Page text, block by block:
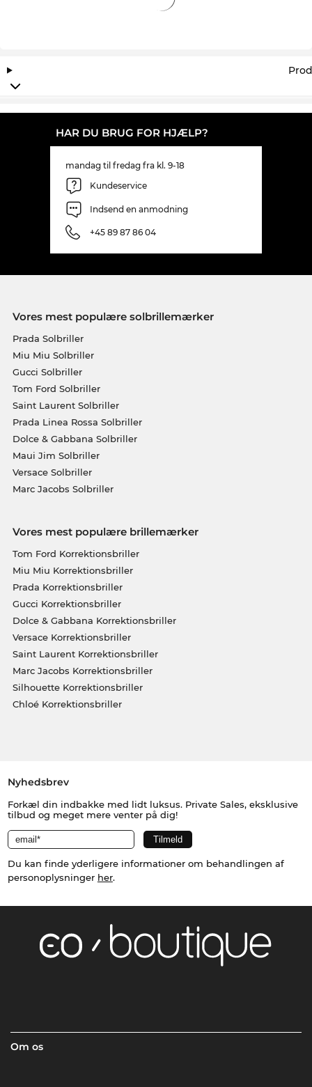
HAR DU BRUG FOR HJÆLP?
mandag til fredag fra kl. 9-18
Kundeservice
Indsend en anmodning
+45 89 87 86 04
Vores mest populære solbrillemærker
Prada Solbriller
Miu Miu Solbriller
Gucci Solbriller
Tom Ford Solbriller
Saint Laurent Solbriller
Prada Linea Rossa Solbriller
Dolce & Gabbana Solbriller
Maui Jim Solbriller
Versace Solbriller
Marc Jacobs Solbriller
Vores mest populære brillemærker
Tom Ford Korrektionsbriller
Miu Miu Korrektionsbriller
Prada Korrektionsbriller
Gucci Korrektionsbriller
Dolce & Gabbana Korrektionsbriller
Versace Korrektionsbriller
Saint Laurent Korrektionsbriller
Marc Jacobs Korrektionsbriller
Silhouette Korrektionsbriller
Chloé Korrektionsbriller
Nyhedsbrev
Forkæl din indbakke med lidt luksus. Private Sales, eksklusive
tilbud og meget mere venter på dig!
Du kan finde yderligere informationer om behandlingen af
personoplysninger her.
Om os